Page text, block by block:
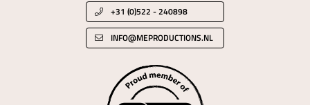
+31 (0)522 - 240898
INFO@MEPRODUCTIONS.NL